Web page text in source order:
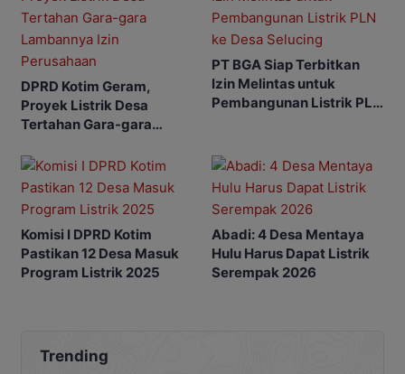
DPRD Kotim Geram,
Proyek Listrik Desa
Tertahan Gara-gara
Perusahaan
PT BGA Siap Terbitkan
Izin Melintas untuk
Pembangunan Listrik PLN
Komisi I DPRD Kotim
Pastikan 12 Desa Masuk
Program Listrik 2025
Abadi: 4 Desa Mentaya
Hulu Harus Dapat Listrik
Serempak 2026
Trending